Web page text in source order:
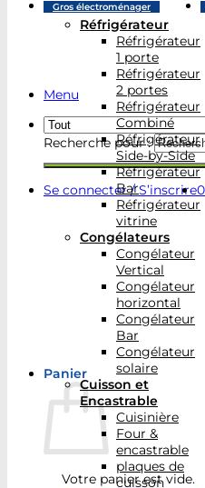
Menu
Recherche pour :
Se connecter / S’inscrire0
Panier
Votre panier est vide.
Gros électroménager
Réfrigérateur
Réfrigérateur
1 porte
Réfrigérateur
2 portes
Réfrigérateur
Combiné
Réfrigérateur
Side-by-Side
Réfrigérateur
Bar
Réfrigérateur
vitrine
Congélateurs
Congélateur
Vertical
Congélateur
horizontal
Congélateur
Bar
Congélateur
solaire
Cuisson et
Encastrable
Cuisinière
Four &
encastrable
plaques de
cuisson